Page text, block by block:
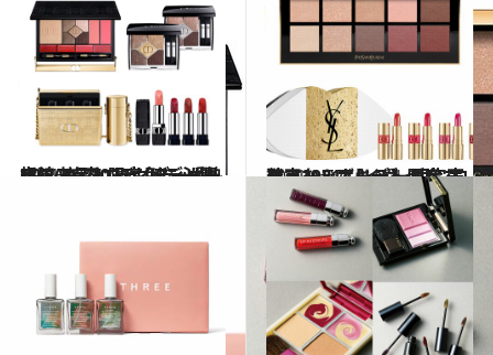
2021.10.4
CREA美容エディターが熱視線 コフレ＆ホリデー限定コスメ2021 【ディオール】上品な限定色に心躍る
ビューティ＆ヘルス 2021.9.27
コフレ＆ホリデー限定コスメ2021 【イヴ・サンローラン・ボーテ】 即完売確実なレアキットが多数！
ビューティ＆ヘルス